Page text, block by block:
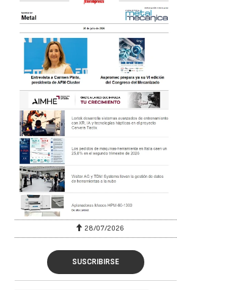
28/07/2026
SUSCRIBIRSE